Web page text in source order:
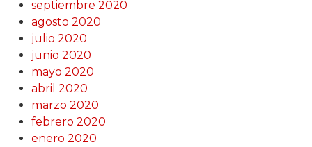
septiembre 2020
agosto 2020
julio 2020
junio 2020
mayo 2020
abril 2020
marzo 2020
febrero 2020
enero 2020